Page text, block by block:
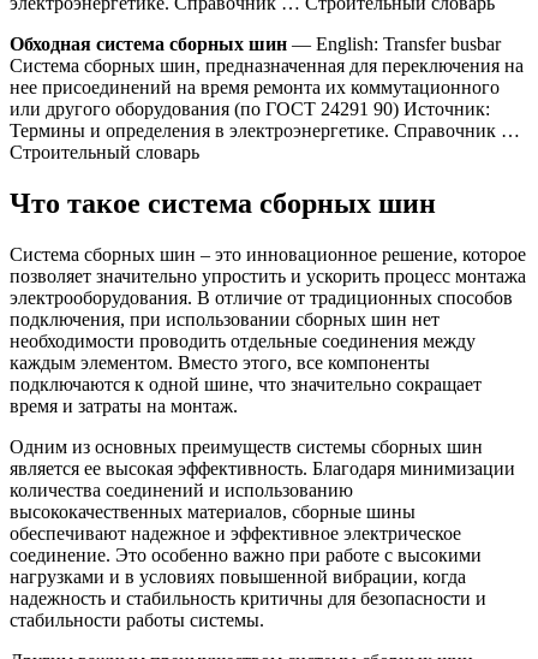
Обходная система сборных шин — English: Transfer busbar
Система сборных шин, предназначенная для переключения на
нее присоединений на время ремонта их коммутационного
или другого оборудования (по ГОСТ 24291 90) Источник:
Термины и определения в электроэнергетике. Справочник …
Строительный словарь
Что такое система сборных шин
Система сборных шин – это инновационное решение, которое
позволяет значительно упростить и ускорить процесс монтажа
электрооборудования. В отличие от традиционных способов
подключения, при использовании сборных шин нет
необходимости проводить отдельные соединения между
каждым элементом. Вместо этого, все компоненты
подключаются к одной шине, что значительно сокращает
время и затраты на монтаж.
Одним из основных преимуществ системы сборных шин
является ее высокая эффективность. Благодаря минимизации
количества соединений и использованию
высококачественных материалов, сборные шины
обеспечивают надежное и эффективное электрическое
соединение. Это особенно важно при работе с высокими
нагрузками и в условиях повышенной вибрации, когда
надежность и стабильность критичны для безопасности и
стабильности работы системы.